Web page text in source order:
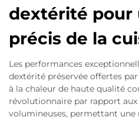
dextérité pour
précis de la
Les performances
dextérité préservée offertes
à la chaleur de haute qualité
révolutionnaire par rapport
volumineuses, permettant